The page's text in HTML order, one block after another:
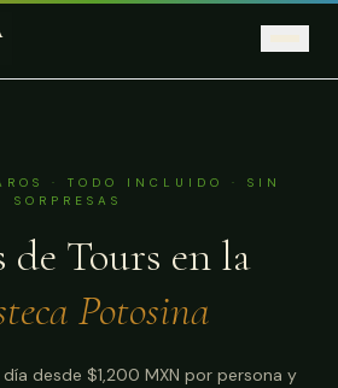
· TODO INCLUIDO · SIN
SORPRESAS
de Tours en la
Potosina
desde $1,200 MXN por persona y